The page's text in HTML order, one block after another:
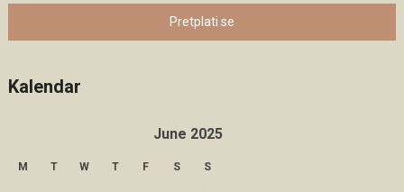
Pretplati se
Kalendar
June 2025
M T W T F S S